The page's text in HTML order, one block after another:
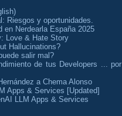
Riesgos y oportunidades.
en Nerdearla España 2025
Love & Hate Story
Hallucinations?
salir mal?
de tus Developers ... por
a Chema Alonso
Apps & Services [Updated]
LLM Apps & Services